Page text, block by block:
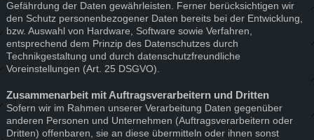
Gefährdung der Daten gewährleisten. Ferner berücksichtigen wir
den Schutz personenbezogener Daten bereits bei der Entwicklung,
bzw. Auswahl von Hardware, Software sowie Verfahren,
entsprechend dem Prinzip des Datenschutzes durch
Technikgestaltung und durch datenschutzfreundliche
Voreinstellungen (Art. 25 DSGVO).
Zusammenarbeit mit Auftragsverarbeitern und Dritten
Sofern wir im Rahmen unserer Verarbeitung Daten gegenüber
anderen Personen und Unternehmen (Auftragsverarbeitern oder
Dritten) offenbaren, sie an diese übermitteln oder ihnen sonst